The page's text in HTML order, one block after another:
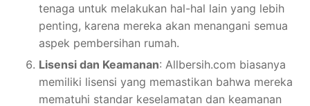
tenaga untuk melakukan hal-hal lain yang lebih
penting, karena mereka akan menangani semua
aspek pembersihan rumah.
Lisensi dan Keamanan: Allbersih.com biasanya
memiliki lisensi yang memastikan bahwa mereka
mematuhi standar keselamatan dan keamanan